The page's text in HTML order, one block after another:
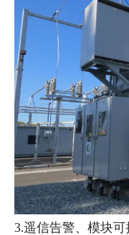
3.遥信告警、模块可